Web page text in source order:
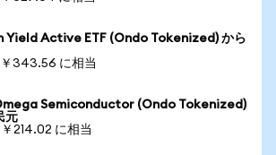
Yield Active ETF (Ondo Tokenized) から
￥343.56 に相当
Semiconductor (Ondo Tokenized)
元
214.02 に相当